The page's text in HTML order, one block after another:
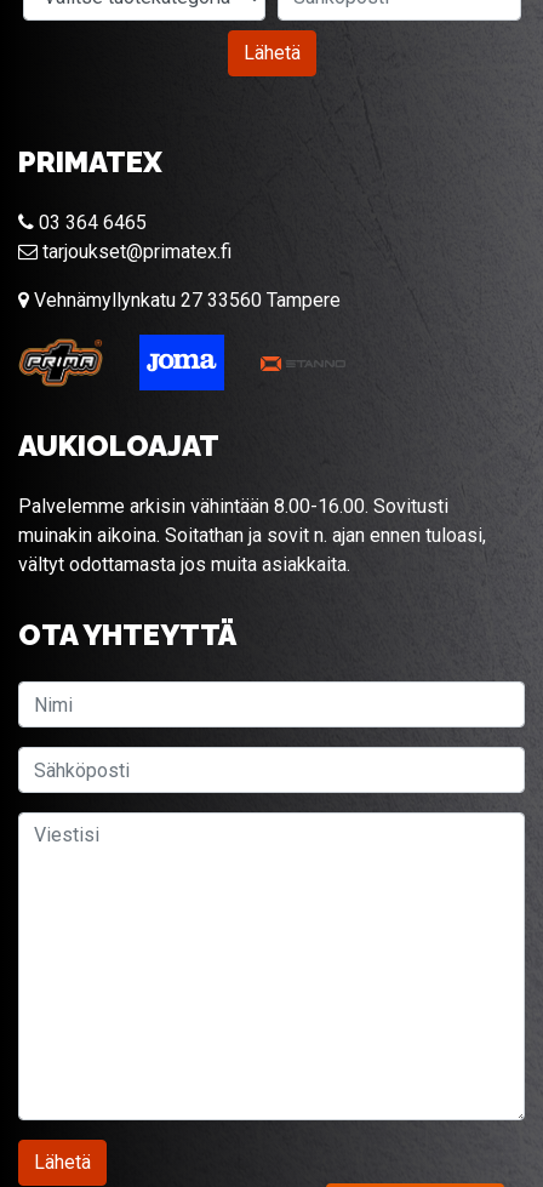
Lähetä
PRIMATEX
03 364 6465
tarjoukset@primatex.fi
Vehnämyllynkatu 27 33560 Tampere
AUKIOLOAJAT
Palvelemme arkisin vähintään 8.00-16.00. Sovitusti
muinakin aikoina. Soitathan ja sovit n. ajan ennen tuloasi,
vältyt odottamasta jos muita asiakkaita.
OTA YHTEYTTÄ